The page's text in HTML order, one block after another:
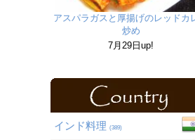
アスパラガスと厚揚げのレッドカ
炒め
7月29日up!
インド料理 (389)